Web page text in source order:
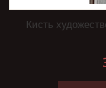
Кисть